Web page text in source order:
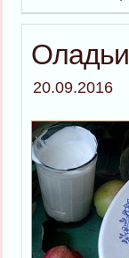
20.09.2016